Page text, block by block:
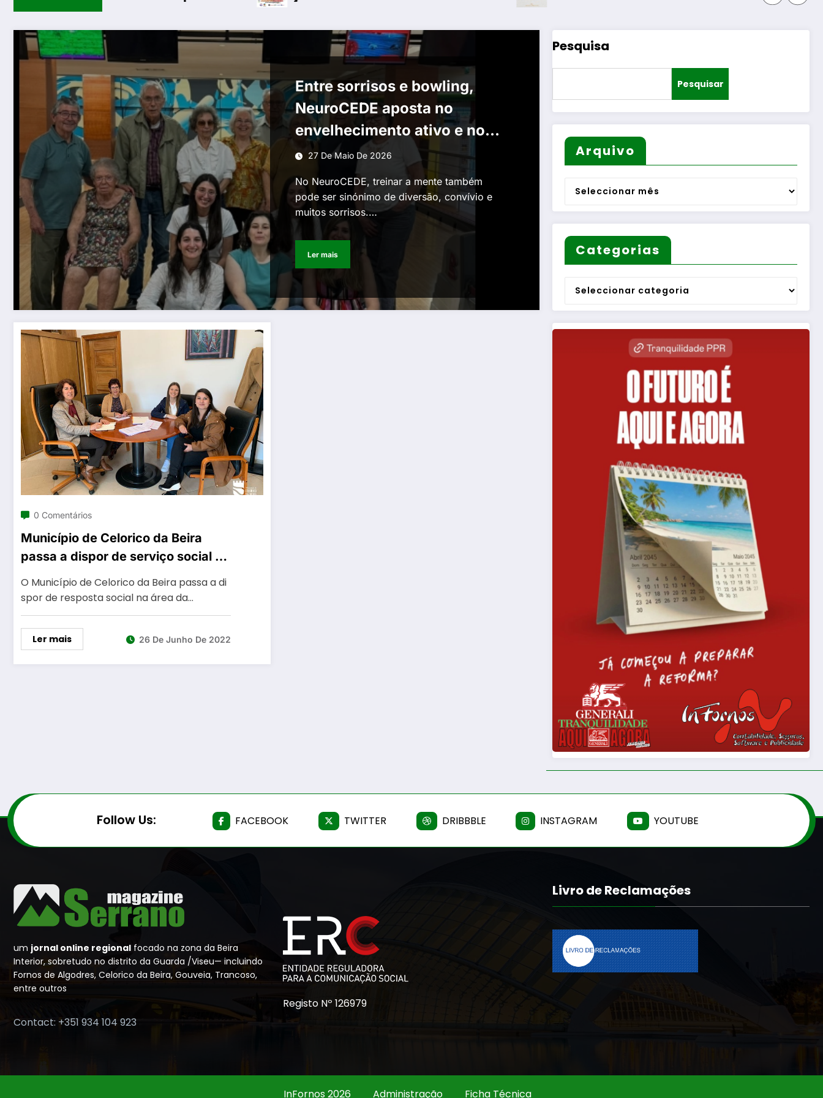
Entre sorrisos e bowling,
NeuroCEDE aposta no
envelhecimento ativo e no
combate ao isolamento
27 De Maio De 2026
No NeuroCEDE, treinar a mente também
pode ser sinónimo de diversão, convívio e
muitos sorrisos.…
Ler mais
0 Comentários
Município de Celorico da Beira
passa a dispor de serviço social na
área da demência através do
Projeto NeuroCEDE
O Município de Celorico da Beira passa a di
spor de resposta social na área da…
Ler mais 26 De Junho De 2022
Pesquisa
Pesquisar
Arquivo
Arquivo
Categorias
Categorias
Follow Us: FACEBOOK TWITTER DRIBBBLE INSTAGRAM YOUTUBE
um jornal online regional focado na zona da Beira
Interior, sobretudo no distrito da Guarda /Viseu— incluindo
Fornos de Algodres, Celorico da Beira, Gouveia, Trancoso,
entre outros
Contact: +351 934 104 923
Registo Nº 126979
Livro de Reclamações
InFornos 2026 Administração Ficha Técnica